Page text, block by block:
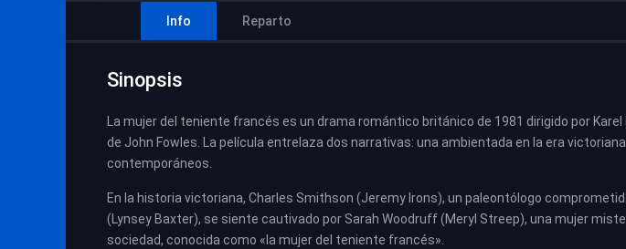
Info Reparto
Sinopsis
La mujer del teniente francés es un drama romántico británico de 1981 dirigido por Karel
de John Fowles. La película entrelaza dos narrativas: una ambientada en la era
contemporáneos.
En la historia victoriana, Charles Smithson (Jeremy Irons), un paleontólogo
(Lynsey Baxter), se siente cautivado por Sarah Woodruff (Meryl Streep), una mujer
sociedad, conocida como «la mujer del teniente francés».